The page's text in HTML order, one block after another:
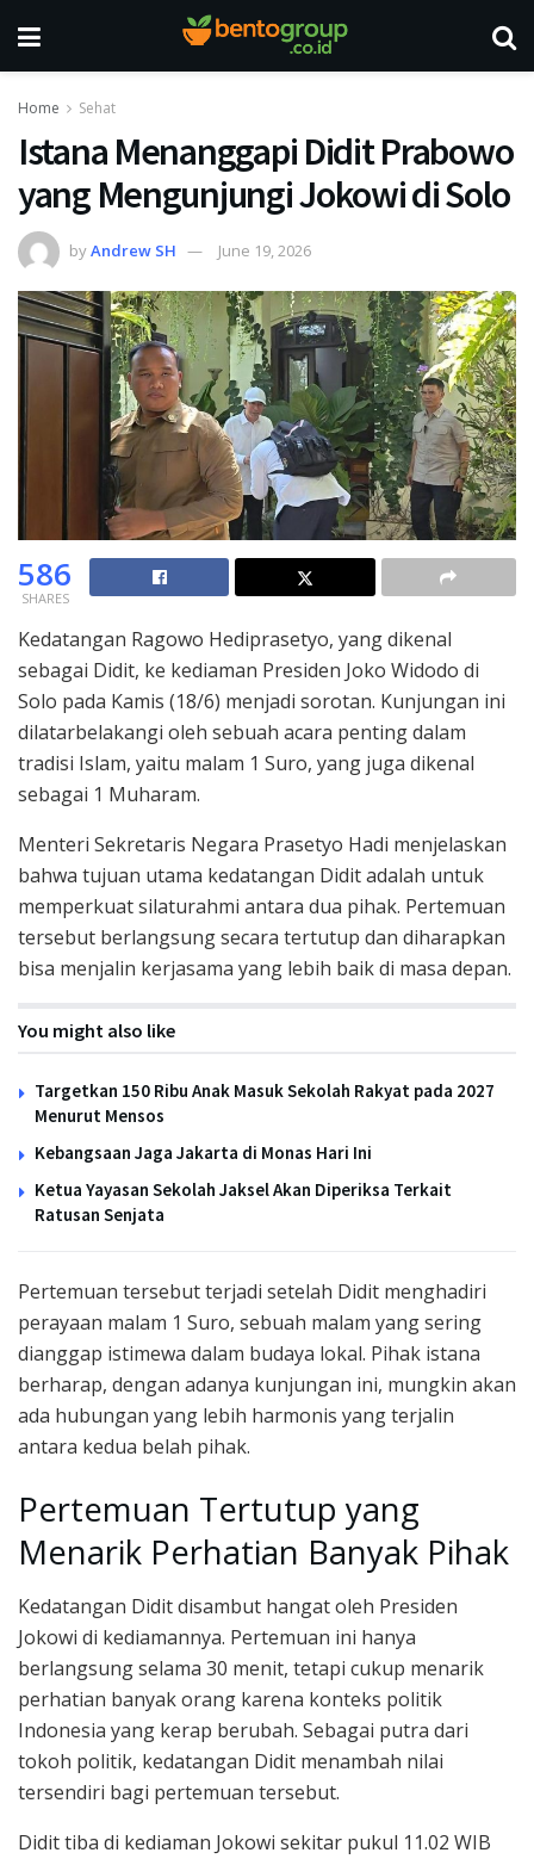
Home Sehat
Istana Menanggapi Didit Prabowo
yang Mengunjungi Jokowi di Solo
byAndrew SH June 19, 2026
586
SHARES
Kedatangan Ragowo Hediprasetyo, yang dikenal
sebagai Didit, ke kediaman Presiden Joko Widodo di
Solo pada Kamis (18/6) menjadi sorotan. Kunjungan ini
dilatarbelakangi oleh sebuah acara penting dalam
tradisi Islam, yaitu malam 1 Suro, yang juga dikenal
sebagai 1 Muharam.
Menteri Sekretaris Negara Prasetyo Hadi menjelaskan
bahwa tujuan utama kedatangan Didit adalah untuk
memperkuat silaturahmi antara dua pihak. Pertemuan
tersebut berlangsung secara tertutup dan diharapkan
bisa menjalin kerjasama yang lebih baik di masa depan.
You might also like
Targetkan 150 Ribu Anak Masuk Sekolah Rakyat pada 2027
Menurut Mensos
Kebangsaan Jaga Jakarta di Monas Hari Ini
Ketua Yayasan Sekolah Jaksel Akan Diperiksa Terkait
Ratusan Senjata
Pertemuan tersebut terjadi setelah Didit menghadiri
perayaan malam 1 Suro, sebuah malam yang sering
dianggap istimewa dalam budaya lokal. Pihak istana
berharap, dengan adanya kunjungan ini, mungkin akan
ada hubungan yang lebih harmonis yang terjalin
antara kedua belah pihak.
Pertemuan Tertutup yang
Menarik Perhatian Banyak Pihak
Kedatangan Didit disambut hangat oleh Presiden
Jokowi di kediamannya. Pertemuan ini hanya
berlangsung selama 30 menit, tetapi cukup menarik
perhatian banyak orang karena konteks politik
Indonesia yang kerap berubah. Sebagai putra dari
tokoh politik, kedatangan Didit menambah nilai
tersendiri bagi pertemuan tersebut.
Didit tiba di kediaman Jokowi sekitar pukul 11.02 WIB